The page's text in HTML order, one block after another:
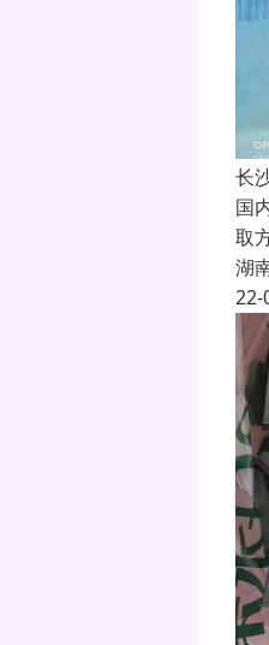
长
国
取
湖
22-